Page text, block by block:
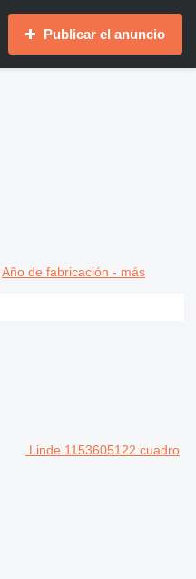
Publicar el anuncio
Año de fabricación - más
Linde 1153605122 cuadro